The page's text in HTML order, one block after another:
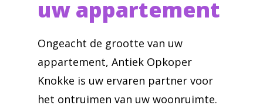
uw appartement
Ongeacht de grootte van uw
appartement, Antiek Opkoper
Knokke is uw ervaren partner voor
het ontruimen van uw woonruimte.